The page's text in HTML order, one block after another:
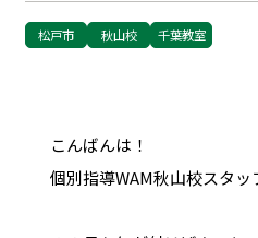
松戸市 秋山校 千葉教室
こんばんは！
個別指導WAM秋山校スタッ